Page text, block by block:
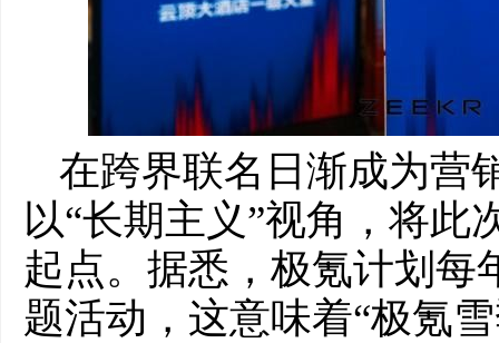
在跨界联名日渐成为营
以“长期主义”视角，将此
起点。据悉，极氪计划每
题活动，这意味着“极氪